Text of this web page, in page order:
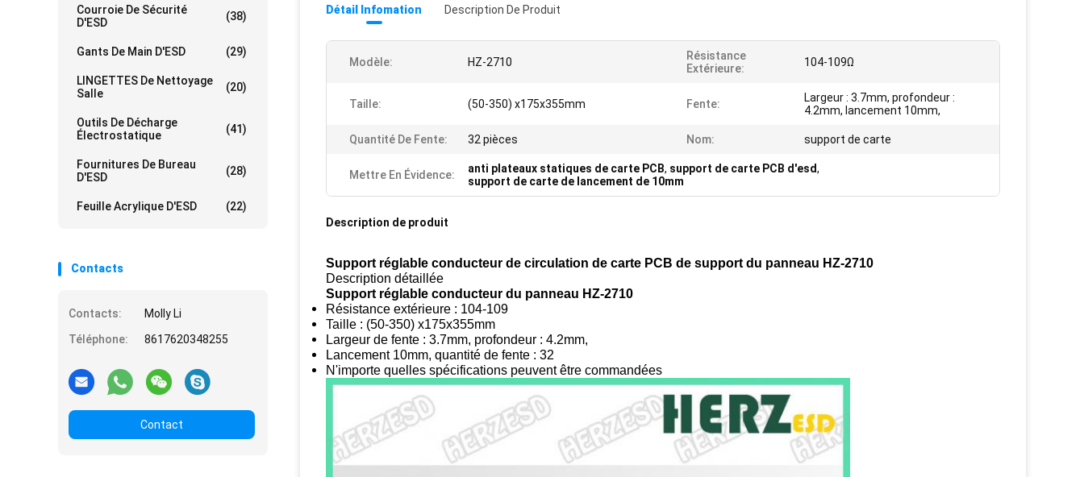
Courroie De Sécurité
D'ESD
(38)
Gants De Main D'ESD (29)
LINGETTES De Nettoyage
Salle
(20)
Outils De Décharge
Électrostatique
(41)
Fournitures De Bureau
D'ESD
(28)
Feuille Acrylique D'ESD (22)
Contacts
Contacts:
Molly Li
Téléphone:
8617620348255
Contact
Détail Infomation Description De Produit
Modèle: HZ-2710
Résistance
Extérieure:
104-109Ω
Taille: (50-350) x175x355mm Fente:
Largeur : 3.7mm, profondeur :
4.2mm, lancement 10mm,
Quantité De Fente: 32 pièces Nom: support de carte
Mettre En Évidence: anti plateaux statiques de carte PCB, support de carte PCB d'esd,
support de carte de lancement de 10mm
Description de produit
Support réglable conducteur de circulation de carte PCB de support du panneau HZ-2710
Description détaillée
Support réglable conducteur du panneau HZ-2710
Résistance extérieure : 104-109
Taille : (50-350) x175x355mm
Largeur de fente : 3.7mm, profondeur : 4.2mm,
Lancement 10mm, quantité de fente : 32
N'importe quelles spécifications peuvent être commandées